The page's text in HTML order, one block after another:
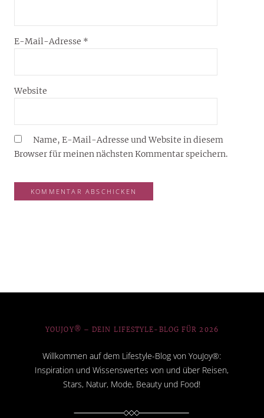
E-Mail-Adresse *
Website
Name, E-Mail-Adresse und Website in diesem
Browser für meinen nächsten Kommentar speichern.
YOUJOY® – DEIN LIFESTYLE-BLOG FÜR 2026
Willkommen auf dem Lifestyle-Blog von YouJoy®:
Inspiration und Wissenswertes von und über Reisen,
Stars, Natur, Mode, Beauty und Food!